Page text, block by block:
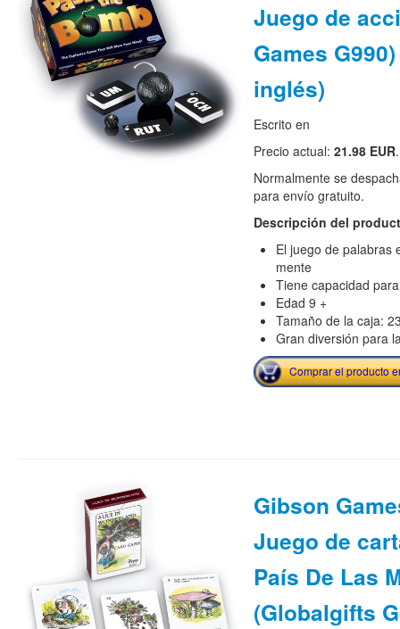
Juego de
Games
inglés)
Escrito en
Precio actual: 21.98 EUR.
Normalmente se
para envío gratuito.
Descripción del
El juego de palabras
mente
Tiene capacidad
Edad 9 +
Tamaño de la caja:
Gran diversión para
Comprar el producto
Gibson
Juego de
País De Las
(Globalgifts